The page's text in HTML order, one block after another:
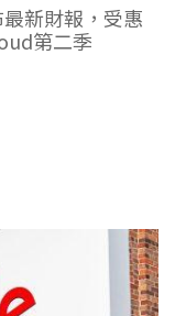
新財報，受惠
第二季